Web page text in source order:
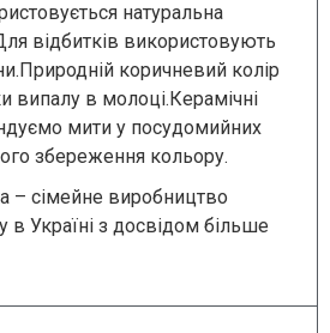
натуральна
відбитків використовують
коричневий колір
випалу в молоці.Керамічні
мити у посудомийних
збереження кольору.
– сімейне виробництво
в Україні з досвідом більше